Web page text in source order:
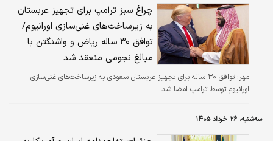
چراغ سبز ترامپ برای تجهیز عربستان
به زیرساخت‌های غنی‌سازی اورانیوم/
توافق ۳۰ ساله ریاض و واشنگتن با
مبالغ نجومی منعقد شد
مهر:
​توافق ۳۰ ساله برای تجهیز عربستان سعودی به زیرساخت‌های غنی‌سازی
اورانیوم توسط ترامپ امضا شد.
سه‌شنبه، ۲۶ خرداد ۱۴۰۵